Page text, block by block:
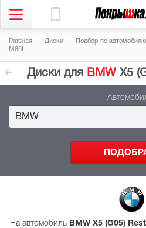
Главная Диски Подбор по автомобилю
M60I
Диски для BMW X5
BMW
На автомобиль BMW X5 (G05)